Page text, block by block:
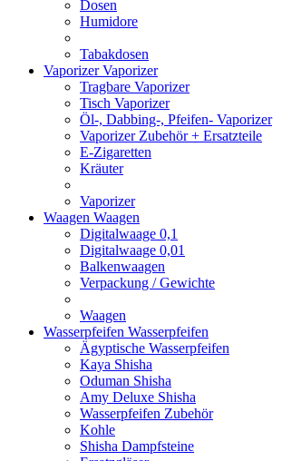
Dosen
Humidore
Tabakdosen
VaporizerVaporizer
Tragbare Vaporizer
Tisch Vaporizer
Öl-, Dabbing-, Pfeifen- Vaporizer
Vaporizer Zubehör + Ersatzteile
E-Zigaretten
Kräuter
Vaporizer
Waagen Waagen
Digitalwaage 0,1
Digitalwaage 0,01
Balkenwaagen
Verpackung / Gewichte
Waagen
Wasserpfeifen Wasserpfeifen
Ägyptische Wasserpfeifen
Kaya Shisha
Oduman Shisha
Amy Deluxe Shisha
Wasserpfeifen Zubehör
Kohle
Shisha Dampfsteine